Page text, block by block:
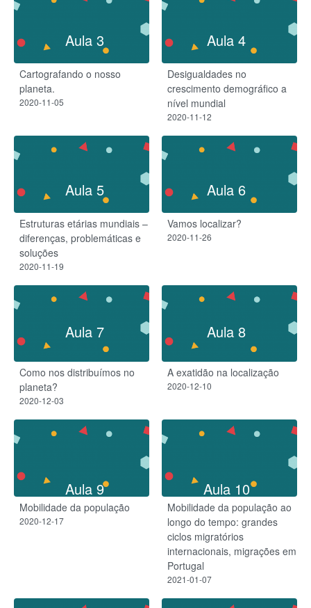
Aula 3
Cartografando o nosso
planeta.
2020-11-05
Aula 4
Desigualdades no
crescimento demográfico a
nível mundial
2020-11-12
Aula 5
Estruturas etárias mundiais –
diferenças, problemáticas e
soluções
2020-11-19
Aula 6
Vamos localizar?
2020-11-26
Aula 7
Como nos distribuímos no
planeta?
2020-12-03
Aula 8
A exatidão na localização
2020-12-10
Aula 9
Mobilidade da população
2020-12-17
Aula 10
Mobilidade da população ao
longo do tempo: grandes
ciclos migratórios
internacionais, migrações em
Portugal
2021-01-07